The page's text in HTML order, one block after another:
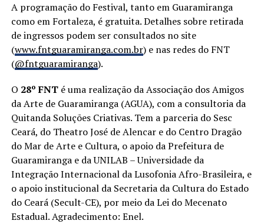
A programação do Festival, tanto em Guaramiranga
como em Fortaleza, é gratuita. Detalhes sobre retirada
de ingressos podem ser consultados no site
(www.fntguaramiranga.com.br) e nas redes do FNT
(@fntguaramiranga).
O 28º FNTé uma realização da Associação dos Amigos
da Arte de Guaramiranga (AGUA), com a consultoria da
Quitanda Soluções Criativas. Tem a parceria do Sesc
Ceará, do Theatro José de Alencar e do Centro Dragão
do Mar de Arte e Cultura, o apoio da Prefeitura de
Guaramiranga e da UNILAB – Universidade da
Integração Internacional da Lusofonia Afro-Brasileira, e
o apoio institucional da Secretaria da Cultura do Estado
do Ceará (Secult-CE), por meio da Lei do Mecenato
Estadual. Agradecimento: Enel.